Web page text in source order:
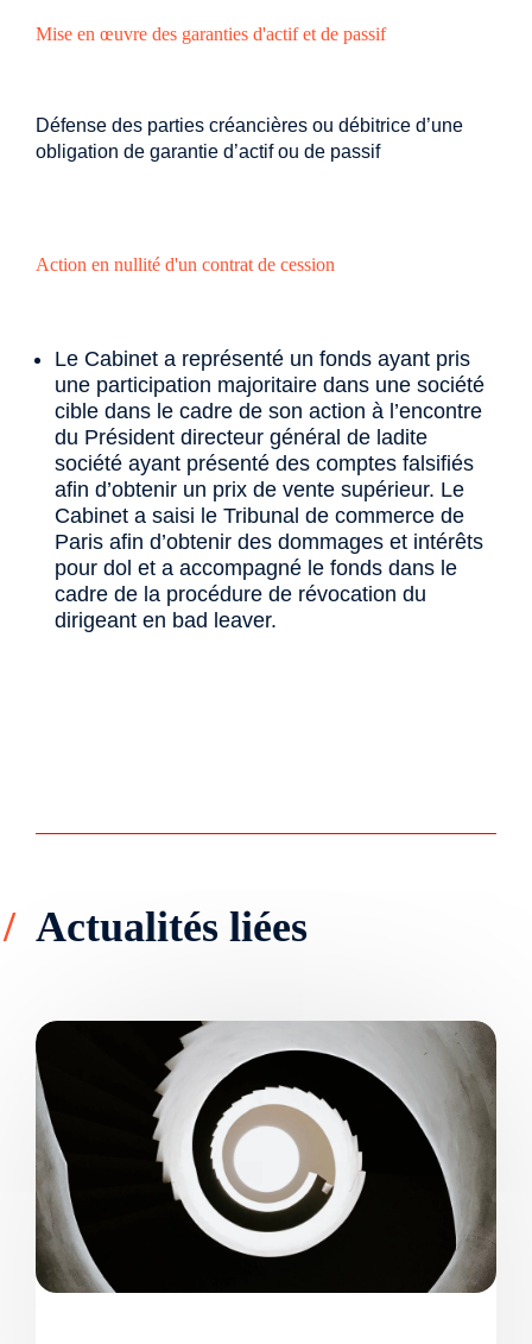
Mise en œuvre des garanties d'actif et de passif
Défense des parties créancières ou débitrice d’une
obligation de garantie d’actif ou de passif
Action en nullité d'un contrat de cession
Le Cabinet a représenté un fonds ayant pris
une participation majoritaire dans une société
cible dans le cadre de son action à l’encontre
du Président directeur général de ladite
société ayant présenté des comptes falsifiés
afin d’obtenir un prix de vente supérieur. Le
Cabinet a saisi le Tribunal de commerce de
Paris afin d’obtenir des dommages et intérêts
pour dol et a accompagné le fonds dans le
cadre de la procédure de révocation du
dirigeant en bad leaver.
Actualités liées